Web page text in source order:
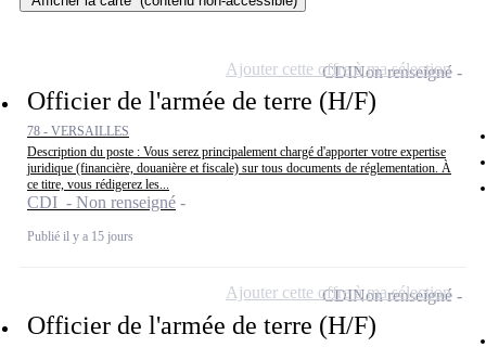
Officier de l'armée de terre (H/F)
78 - VERSAILLES
Description du poste : Vous serez principalement chargé d'apporter votre expertise
juridique (financière, douanière et fiscale) sur tous documents de réglementation. À
ce titre, vous rédigerez les...
CDI - Non renseigné
Publié il y a 15 jours
CDINon renseigné
Ajouter cette offre à ma sélection
Officier de l'armée de terre (H/F)
CDINon renseigné
Ajouter cette offre à ma sélection